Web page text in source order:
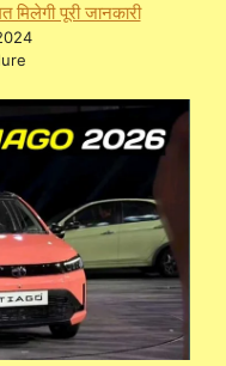
मिलेगी पूरी जानकारी